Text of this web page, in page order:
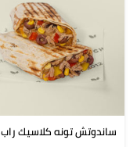
ساندوتش تونه كلاسيك راب